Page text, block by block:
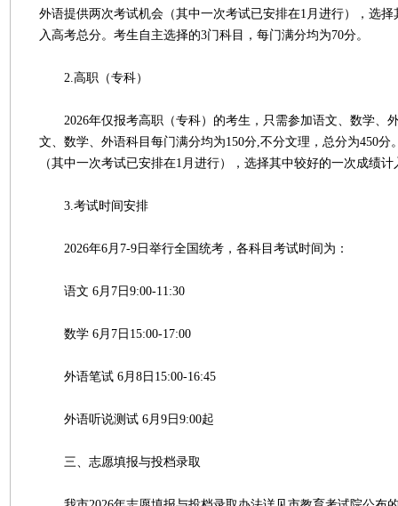
外语提供两次考试机会（其中一次考试已安排在1月进行），选
入高考总分。考生自主选择的3门科目，每门满分均为70分。
2.高职（专科）
2026年仅报考高职（专科）的考生，只需参加语文、数学、
文、数学、外语科目每门满分均为150分,不分文理，总分为450分
（其中一次考试已安排在1月进行），选择其中较好的一次成绩
3.考试时间安排
2026年6月7-9日举行全国统考，各科目考试时间为：
语文 6月7日9:00-11:30
数学 6月7日15:00-17:00
外语笔试 6月8日15:00-16:45
外语听说测试 6月9日9:00起
三、志愿填报与投档录取